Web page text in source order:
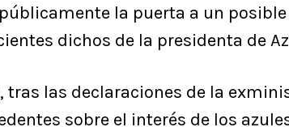
la puerta a un
dichos de la presidenta de
tras las declaraciones de la
sobre el interés de los